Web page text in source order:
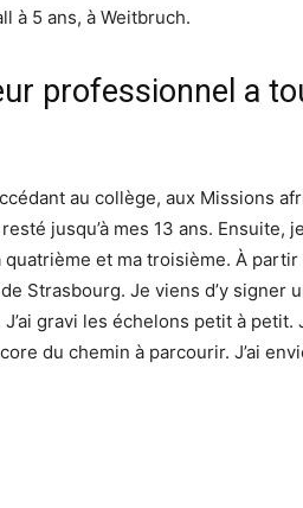
à 5 ans, à Weitbruch.
professionnel a
au collège, aux Missions
jusqu’à mes 13 ans. Ensuite,
et ma troisième. À partir
Strasbourg. Je viens d’y signer
gravi les échelons petit à petit.
du chemin à parcourir. J’ai